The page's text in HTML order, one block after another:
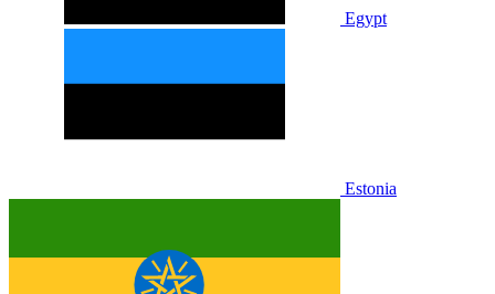
Egypt
Estonia